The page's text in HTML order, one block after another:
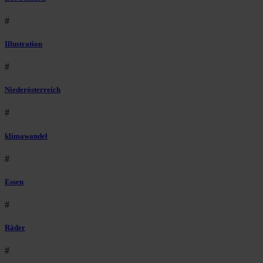
#
Illustration
#
Niederösterreich
#
klimawandel
#
Essen
#
Räder
#